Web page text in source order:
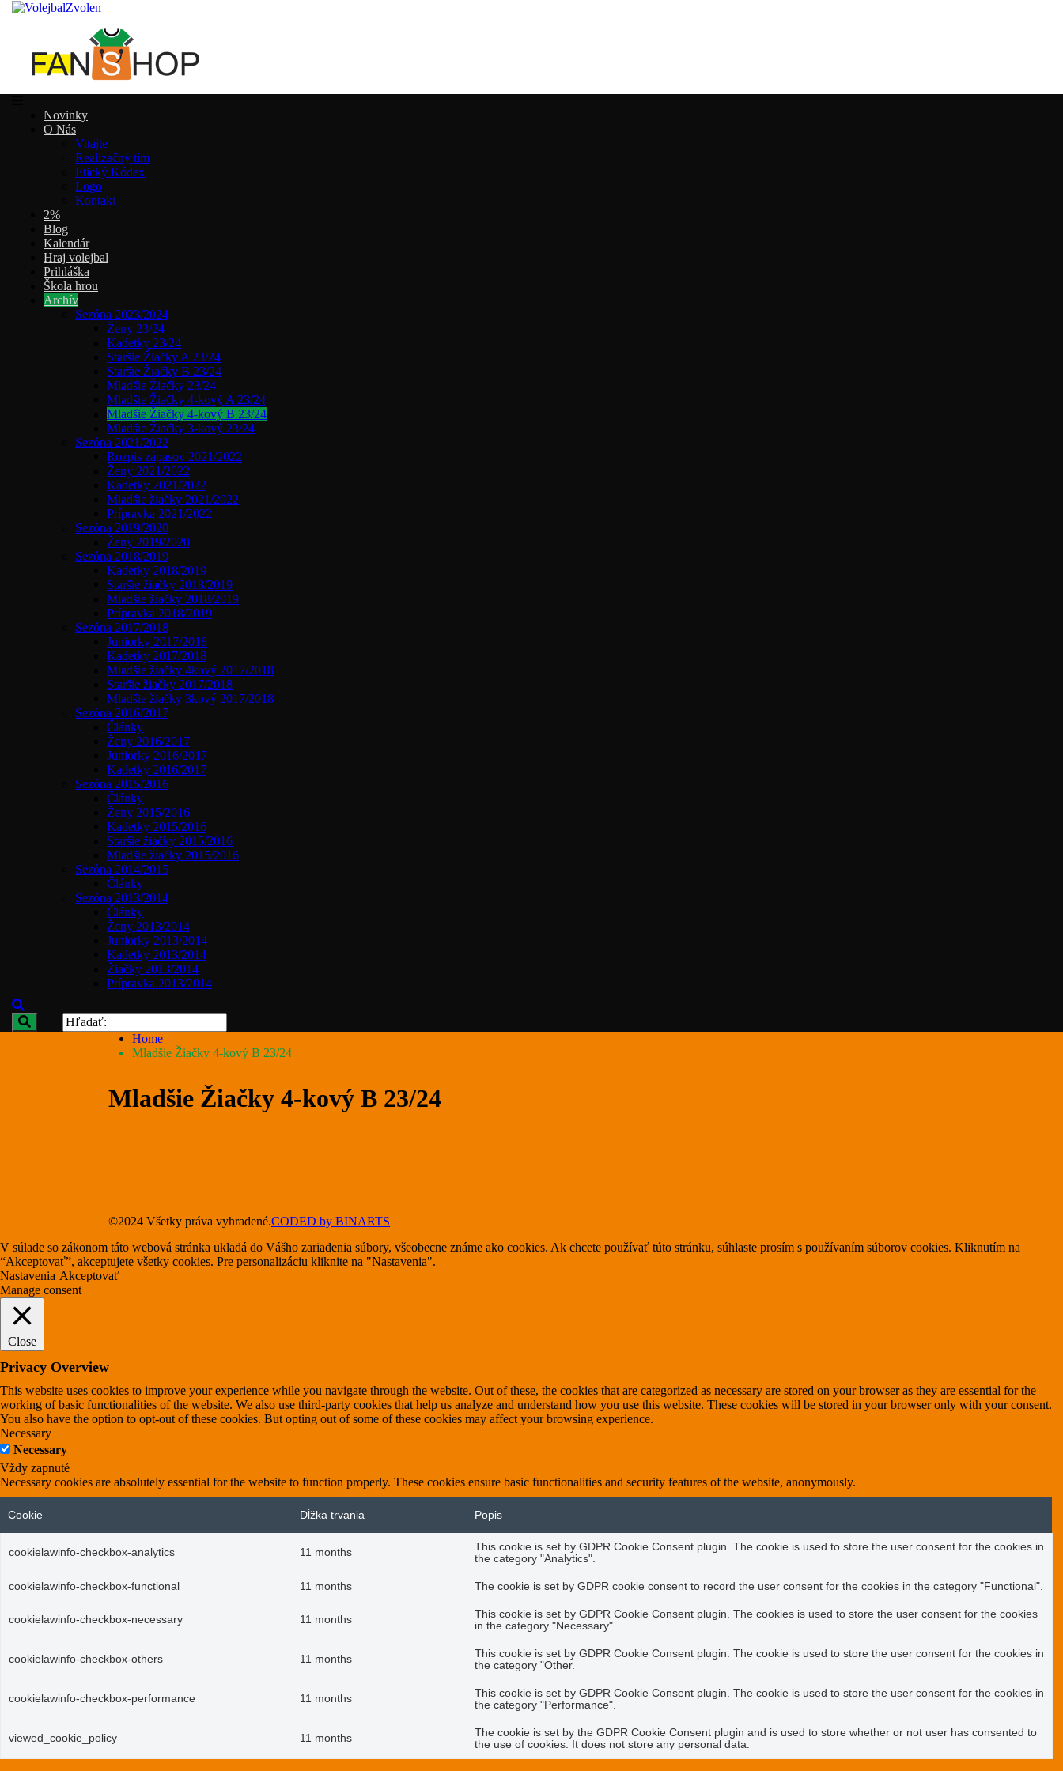
Novinky
O Nás
Vitajte
Realizačný tím
Etický Kódex
Logo
Kontakt
2%
Blog
Kalendár
Hraj volejbal
Prihláška
Škola hrou
Archív
Sezóna 2023/2024
Ženy 23/24
Kadetky 23/24
Staršie Žiačky A 23/24
Staršie Žiačky B 23/24
Mladšie Žiačky 23/24
Mladšie Žiačky 4-kový A 23/24
Mladšie Žiačky 4-kový B 23/24
Mladšie Žiačky 3-kový 23/24
Sezóna 2021/2022
Rozpis zápasov 2021/2022
Ženy 2021/2022
Kadetky 2021/2022
Mladšie žiačky 2021/2022
Prípravka 2021/2022
Sezóna 2019/2020
Ženy 2019/2020
Sezóna 2018/2019
Kadetky 2018/2019
Staršie žiačky 2018/2019
Mladšie žiačky 2018/2019
Prípravka 2018/2019
Sezóna 2017/2018
Juniorky 2017/2018
Kadetky 2017/2018
Mladšie žiačky 4kový 2017/2018
Staršie žiačky 2017/2018
Mladšie žiačky 3kový 2017/2018
Sezóna 2016/2017
Články
Ženy 2016/2017
Juniorky 2016/2017
Kadetky 2016/2017
Sezóna 2015/2016
Články
Ženy 2015/2016
Kadetky 2015/2016
Staršie žiačky 2015/2016
Mladšie žiačky 2015/2016
Sezóna 2014/2015
Články
Sezóna 2013/2014
Články
Ženy 2013/2014
Juniorky 2013/2014
Kadetky 2013/2014
Žiačky 2013/2014
Prípravka 2013/2014
Home
Mladšie Žiačky 4-kový B 23/24
Mladšie Žiačky 4-kový B 23/24
©2024 Všetky práva vyhradené.CODED by BINARTS
V súlade so zákonom táto webová stránka ukladá do Vášho zariadenia súbory, všeobecne známe ako cookies. Ak chcete používať túto stránku, súhlaste prosím s používaním súborov cookies. Kliknutím na
“Akceptovať”, akceptujete všetky cookies. Pre personalizáciu kliknite na "Nastavenia".
Nastavenia Akceptovať
Manage consent
Close
Privacy Overview
This website uses cookies to improve your experience while you navigate through the website. Out of these, the cookies that are categorized as necessary are stored on your browser as they are essential for the
working of basic functionalities of the website. We also use third-party cookies that help us analyze and understand how you use this website. These cookies will be stored in your browser only with your consent.
You also have the option to opt-out of these cookies. But opting out of some of these cookies may affect your browsing experience.
Necessary
Necessary
Vždy zapnuté
Necessary cookies are absolutely essential for the website to function properly. These cookies ensure basic functionalities and security features of the website, anonymously.
Cookie Dĺžka trvania Popis
cookielawinfo-checkbox-analytics 11 months
This cookie is set by GDPR Cookie Consent plugin. The cookie is used to store the user consent for the cookies in
the category "Analytics".
cookielawinfo-checkbox-functional 11 months The cookie is set by GDPR cookie consent to record the user consent for the cookies in the category "Functional".
cookielawinfo-checkbox-necessary 11 months
This cookie is set by GDPR Cookie Consent plugin. The cookies is used to store the user consent for the cookies
in the category "Necessary".
cookielawinfo-checkbox-others 11 months
This cookie is set by GDPR Cookie Consent plugin. The cookie is used to store the user consent for the cookies in
the category "Other.
cookielawinfo-checkbox-performance 11 months
This cookie is set by GDPR Cookie Consent plugin. The cookie is used to store the user consent for the cookies in
the category "Performance".
viewed_cookie_policy 11 months
The cookie is set by the GDPR Cookie Consent plugin and is used to store whether or not user has consented to
the use of cookies. It does not store any personal data.